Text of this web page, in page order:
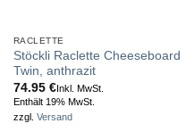
RACLETTE
Stöckli Raclette Cheeseboard
Twin, anthrazit
74.95 €Inkl. MwSt.
Enthält 19% MwSt.
zzgl. Versand